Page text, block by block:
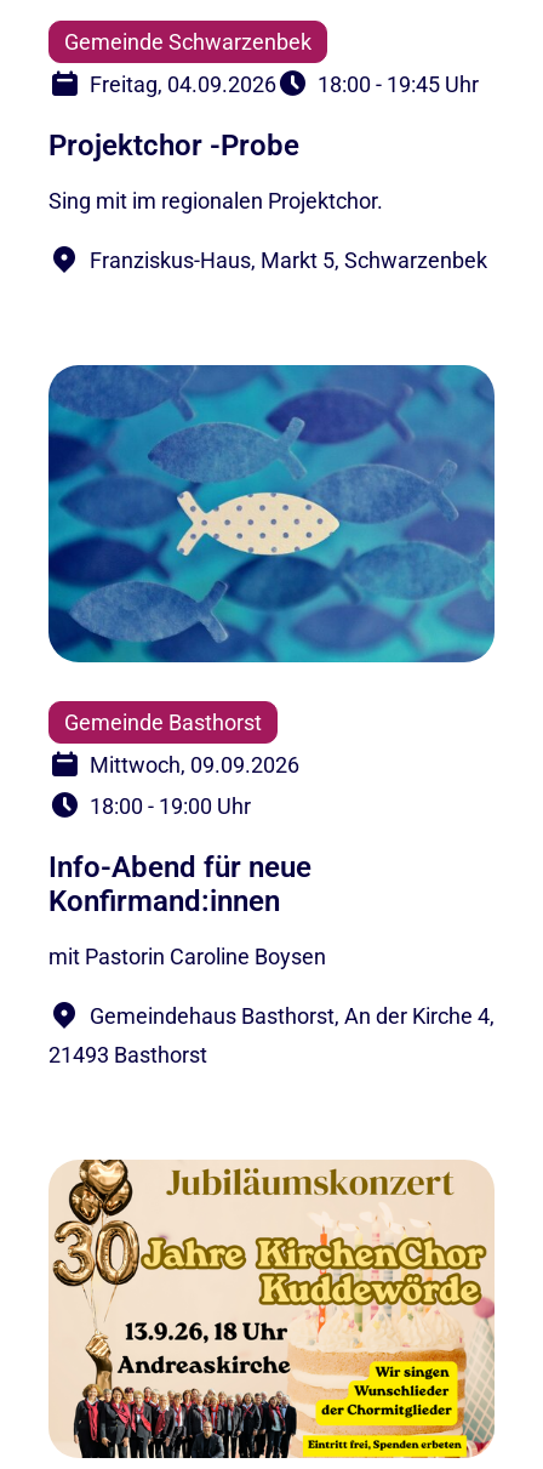
Gemeinde Schwarzenbek
Freitag, 04.09.2026
18:00 - 19:45 Uhr
Projektchor -Probe
Sing mit im regionalen Projektchor.
Franziskus-Haus, Markt 5, Schwarzenbek
Gemeinde Basthorst
Mittwoch, 09.09.2026
18:00 - 19:00 Uhr
Info-Abend für neue
Konfirmand:innen
mit Pastorin Caroline Boysen
Gemeindehaus Basthorst, An der Kirche 4,
21493 Basthorst